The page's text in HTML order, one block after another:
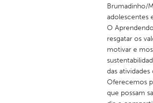
Brumadinho/
adolescentes
O
resgatar os
motivar e
das
Oferecemos
que possam